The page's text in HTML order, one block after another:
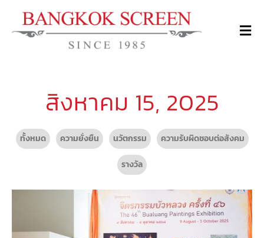
สิงหาคม 15, 2025
ทั้งหมด ความยั่งยืน นวัตกรรม ความรับผิดชอบต่อสังคม
รางวัล